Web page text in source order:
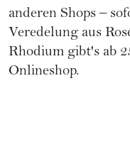
anderen Shops –
Veredelung aus
Rhodium gibt's ab
Onlineshop.